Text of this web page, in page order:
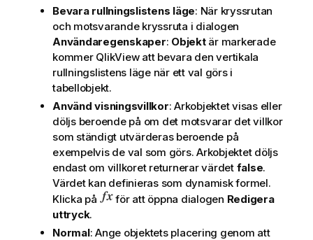
Bevara rullningslistens läge: När kryssrutan
och motsvarande kryssruta i dialogen
Användaregenskaper: Objektär markerade
kommer QlikView att bevara den vertikala
rullningslistens läge när ett val görs i
tabellobjekt.
Använd visningsvillkor: Arkobjektet visas eller
döljs beroende på om det motsvarar det villkor
som ständigt utvärderas beroende på
exempelvis de val som görs. Arkobjektet döljs
endast om villkoret returnerar värdet false.
Värdet kan definieras som dynamisk formel.
Klicka på
för att öppna dialogen Redigera
uttryck.
Normal: Ange objektets placering genom att